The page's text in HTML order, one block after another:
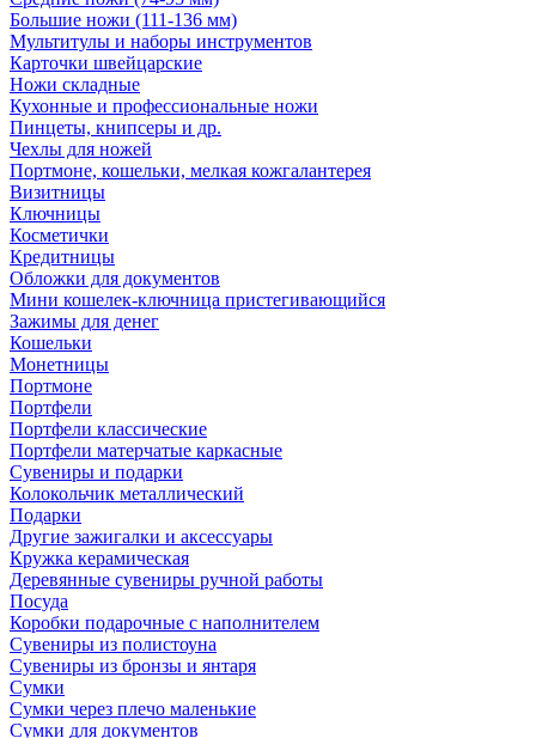
Большие ножи (111-136 мм)
Мультитулы и наборы инструментов
Карточки швейцарские
Ножи складные
Кухонные и профессиональные ножи
Пинцеты, книпсеры и др.
Чехлы для ножей
Портмоне, кошельки, мелкая кожгалантерея
Визитницы
Ключницы
Косметички
Кредитницы
Обложки для документов
Мини кошелек-ключница пристегивающийся
Зажимы для денег
Кошельки
Монетницы
Портмоне
Портфели
Портфели классические
Портфели матерчатые каркасные
Сувениры и подарки
Колокольчик металлический
Подарки
Другие зажигалки и аксессуары
Кружка керамическая
Деревянные сувениры ручной работы
Посуда
Коробки подарочные с наполнителем
Сувениры из полистоуна
Сувениры из бронзы и янтаря
Сумки
Сумки через плечо маленькие
Сумки для документов